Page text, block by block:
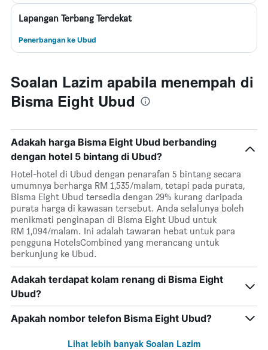
Lapangan Terbang Terdekat
Penerbangan ke Ubud
Soalan Lazim apabila menempah di
Bisma Eight Ubud
Adakah harga Bisma Eight Ubud berbanding
dengan hotel 5 bintang di Ubud?
Hotel-hotel di Ubud dengan penarafan 5 bintang secara
umumnya berharga RM 1,535/malam, tetapi pada purata,
Bisma Eight Ubud tersedia dengan 29% kurang daripada
purata harga di kawasan tersebut. Anda selalunya boleh
menikmati penginapan di Bisma Eight Ubud untuk
RM 1,094/malam. Ini adalah tawaran hebat untuk para
pengguna HotelsCombined yang merancang untuk
berkunjung ke Ubud.
Adakah terdapat kolam renang di Bisma Eight
Ubud?
Apakah nombor telefon Bisma Eight Ubud?
Lihat lebih banyak Soalan Lazim